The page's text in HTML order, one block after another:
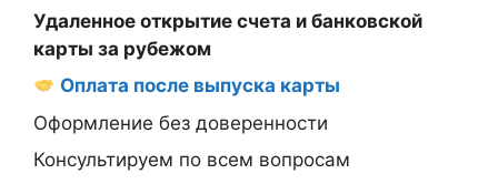
Удаленное открытие счета и банковской
карты за рубежом
Оплата после выпуска карты
Оформление без доверенности
Консультируем по всем вопросам